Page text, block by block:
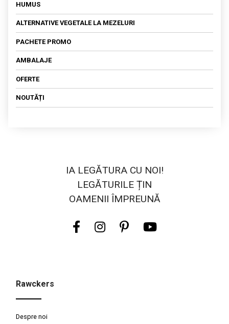
HUMUS
ALTERNATIVE VEGETALE LA MEZELURI
PACHETE PROMO
AMBALAJE
OFERTE
NOUTĂȚI
IA LEGĂTURA CU NOI!
LEGĂTURILE ȚIN
OAMENII ÎMPREUNĂ
Rawckers
Despre noi